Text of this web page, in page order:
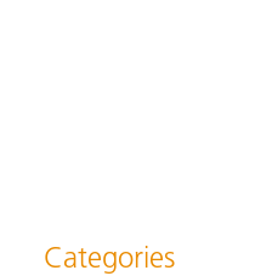
Categories